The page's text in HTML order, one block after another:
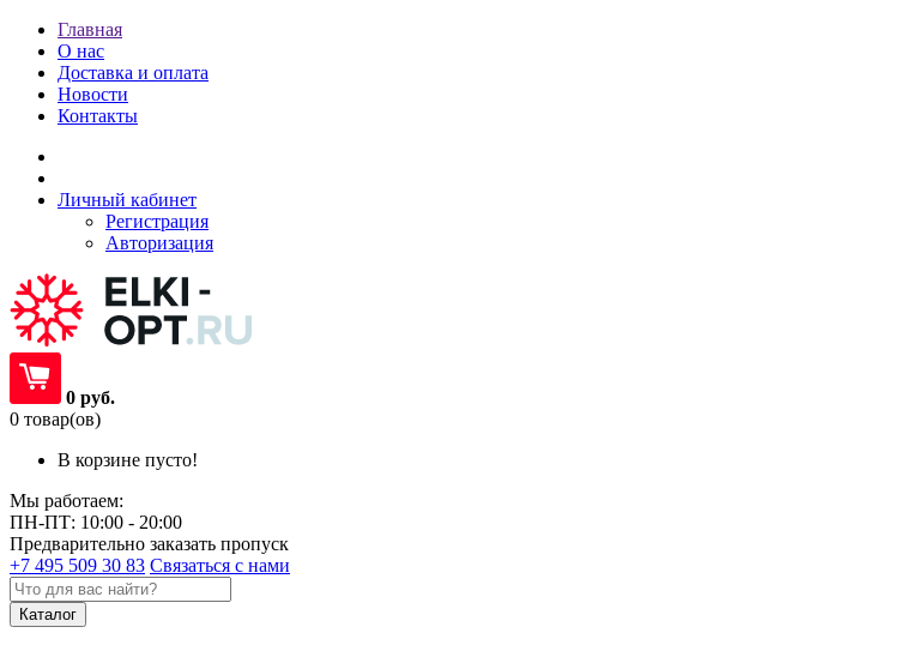
Главная
О нас
Доставка и оплата
Новости
Контакты
Личный кабинет
Регистрация
Авторизация
0 руб.
0 товар(ов)
В корзине пусто!
Мы работаем:
ПН-ПТ: 10:00 - 20:00
Предварительно заказать пропуск
+7 495 509 30 83 Связаться с нами
Каталог